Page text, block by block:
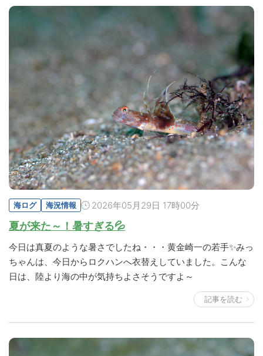
海ログ 海況情報 2026年05月29日 17時00分
夏が来た～！暑すぎる💦
今日は真夏のような暑さでしたね・・・黄金崎一の若手✨みっ
ちゃんは、今日からロクハンへ衣替えしていました。こんな
日は、陸より海の中が気持ちよさそうですよ～
記事を読む